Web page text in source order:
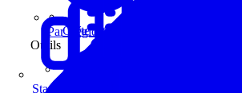
Par Région
Carte interactive
Outils
Statistiques